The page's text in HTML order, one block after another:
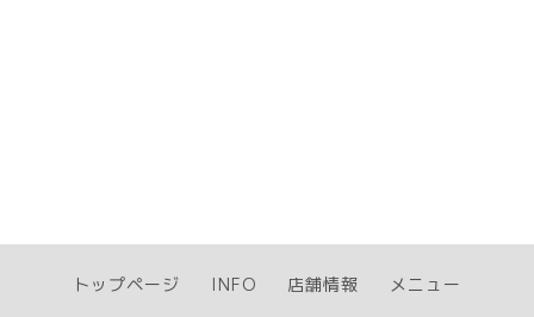
トップページ INFO 店舗情報
メニュー